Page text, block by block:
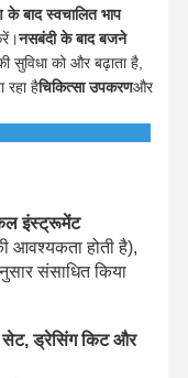
के बाद स्वचालित भाप
नसबंदी के बाद बजने
सुविधा को और बढ़ाता है,
रहा हैचिकित्सा उपकरणऔर
इंस्ट्रूमेंट
आवश्यकता होती है),
संसाधित किया
ड्रेसिंग किट और